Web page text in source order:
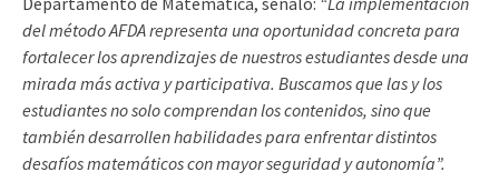
del método AFDA representa una oportunidad concreta para
fortalecer los aprendizajes de nuestros estudiantes desde una
mirada más activa y participativa. Buscamos que las y los
estudiantes no solo comprendan los contenidos, sino que
también desarrollen habilidades para enfrentar distintos
desafíos matemáticos con mayor seguridad y autonomía”.